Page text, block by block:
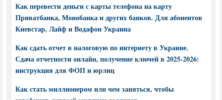
Как перевести деньги с карты телефона на карту
Приватбанка, Монобанка и других банков. Для абонентов
Киевстар, Лайф и Водафон Украина
Как сдать отчет в налоговую по интернету в Украине.
Сдача отчетности онлайн, получение ключей в 2025-2026:
инструкция для ФОП и юрлиц
Как стать миллионером или чем заняться, чтобы